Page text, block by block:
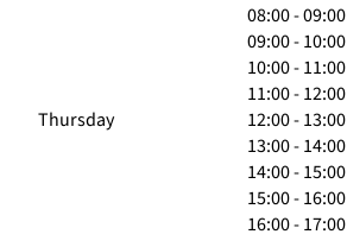
Thursday
08:00 - 09:00
09:00 - 10:00
10:00 - 11:00
11:00 - 12:00
12:00 - 13:00
13:00 - 14:00
14:00 - 15:00
15:00 - 16:00
16:00 - 17:00